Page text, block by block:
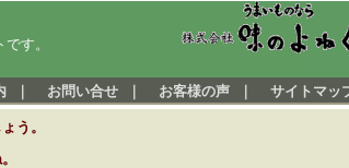
す。
お問い合せ お客様の声 サイトマッ
う。